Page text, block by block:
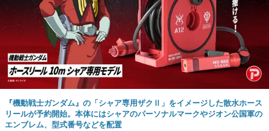
『機動戦士ガンダム』の「シャア専用ザクⅡ」をイメージした散水ホース
リールが予約開始。本体にはシャアのパーソナルマークやジオン公国軍の
エンブレム、型式番号などを配置